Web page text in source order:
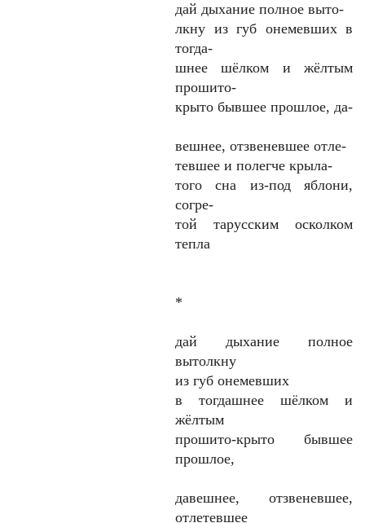
дай дыхание полное выто-
лкну из губ онемевших в
тогда-
шнее шёлком и жёлтым
прошито-
крыто бывшее прошлое, да-
вешнее, отзвеневшее отле-
тевшее и полегче крыла-
того сна из-под яблони,
согре-
той тарусским осколком
тепла
*
дай дыхание полное
вытолкну
из губ онемевших
в тогдашнее шёлком и
жёлтым
прошито-крыто бывшее
прошлое,
давешнее, отзвеневшее,
отлетевшее